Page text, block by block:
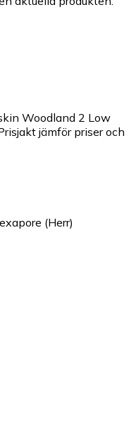
Woodland 2 Low
jämför priser och
(Herr)